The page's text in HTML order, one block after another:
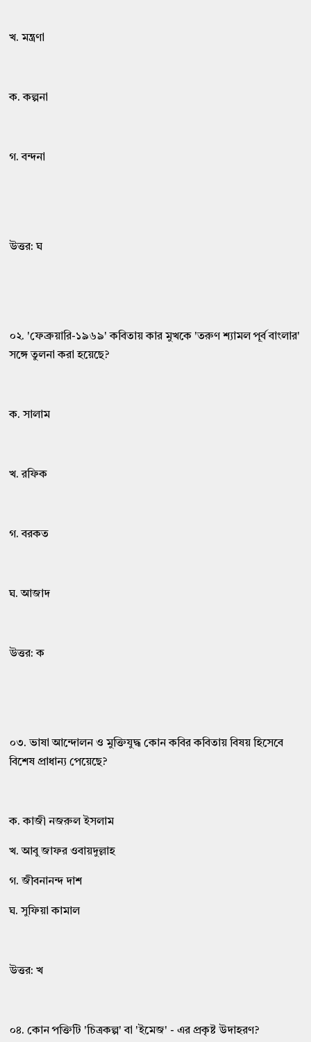
খ. মন্ত্রণা
ক. কল্পনা
গ. বন্দনা
উত্তর: ঘ
০২. 'ফেব্রুয়ারি-১৯৬৯' কবিতায় কার মুখকে 'তরুণ শ্যামল পূর্ব বাংলার'
সঙ্গে তুলনা করা হয়েছে?
ক. সালাম
খ. রফিক
গ. বরকত
ঘ. আজাদ
উত্তর: ক
০৩. ভাষা আন্দোলন ও মুক্তিযুদ্ধ কোন কবির কবিতায় বিষয় হিসেবে
বিশেষ প্রাধান্য পেয়েছে?
ক. কাজী নজরুল ইসলাম
খ. আবু জাফর ওবায়দুল্লাহ
গ. জীবনানন্দ দাশ
ঘ. সুফিয়া কামাল
উত্তর: খ
০৪. কোন পক্তিটি 'চিত্রকল্প' বা 'ইমেজ' - এর প্রকৃষ্ট উদাহরণ?